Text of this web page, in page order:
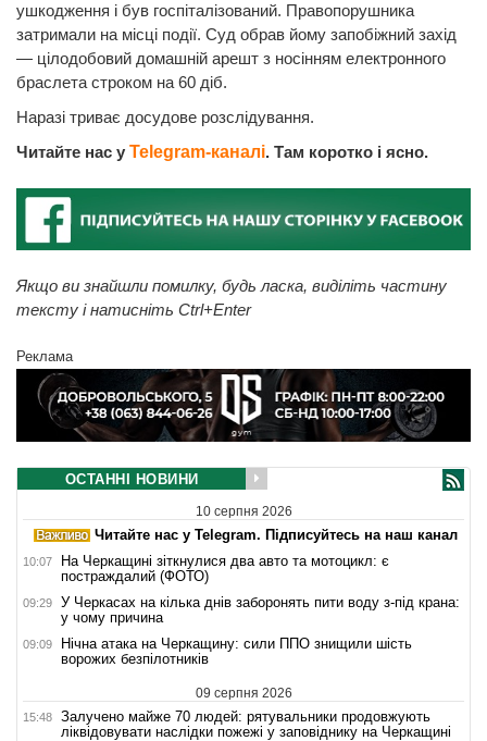
ушкодження і був госпіталізований. Правопорушника
затримали на місці події. Суд обрав йому запобіжний захід
— цілодобовий домашній арешт з носінням електронного
браслета строком на 60 діб.
Наразі триває досудове розслідування.
Читайте нас у Telegram-каналі. Там коротко і ясно.
Якщо ви знайшли помилку, будь ласка, виділіть частину
тексту і натисніть Ctrl+Enter
Реклама
ОСТАННІ НОВИНИ
10 серпня 2026
Читайте нас у Telegram. Підписуйтесь на наш канал
10:07
На Черкащині зіткнулися два авто та мотоцикл: є
постраждалий (ФОТО)
09:29
У Черкасах на кілька днів заборонять пити воду з-під крана:
у чому причина
09:09
Нічна атака на Черкащину: сили ППО знищили шість
ворожих безпілотників
09 серпня 2026
15:48
Залучено майже 70 людей: рятувальники продовжують
ліквідовувати наслідки пожежі у заповіднику на Черкащині